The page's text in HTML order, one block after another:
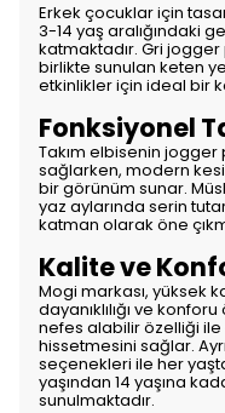
Erkek çocuklar için
3-14 yaş aralığındaki
katmaktadır. Gri
birlikte sunulan keten
etkinlikler için ideal bir
Fonksiyonel
Takım elbisenin
sağlarken, modern
bir görünüm sunar.
yaz aylarında serin
katman olarak öne
Kalite ve
Mogi markası, yüksek
dayanıklılığı ve
nefes alabilir özelliği
hissetmesini sağlar.
seçenekleri ile her
yaşından 14 yaşına
sunulmaktadır.